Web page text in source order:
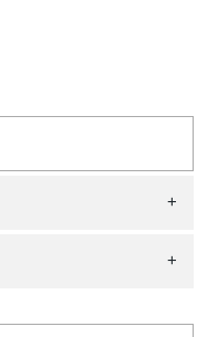
其技術壓力來源鮮少被
求-資源（JD-R）模型和
源層面，探討影響員工
定性比較分析
源、自我效能感和五大
通過在企業數位化轉型
的開放性、自我效能感
特質的配置相關。本研
+
+